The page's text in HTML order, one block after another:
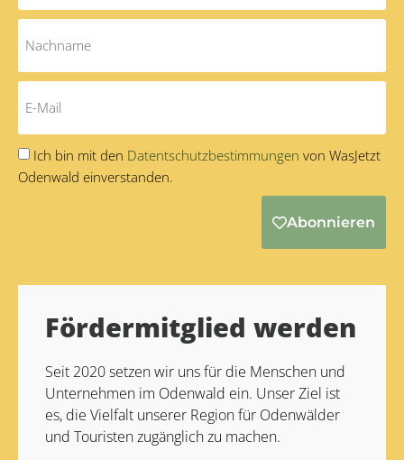
Ich bin mit den Datentschutzbestimmungen von WasJetzt
Odenwald einverstanden.
Abonnieren
Fördermitglied werden
Seit 2020 setzen wir uns für die Menschen und
Unternehmen im Odenwald ein. Unser Ziel ist
es, die Vielfalt unserer Region für Odenwälder
und Touristen zugänglich zu machen.